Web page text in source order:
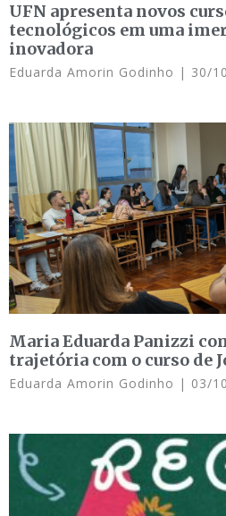
UFN apresenta novos
tecnológicos em uma
inovadora
Eduarda Amorin Godinho 30/
Maria Eduarda Panizzi
trajetória com o curso de
Eduarda Amorin Godinho 03/